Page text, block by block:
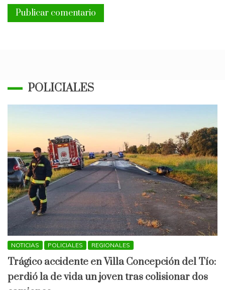
POLICIALES
NOTICIAS POLICIALES REGIONALES
Trágico accidente en Villa Concepción del Tío:
perdió la de vida un joven tras colisionar dos